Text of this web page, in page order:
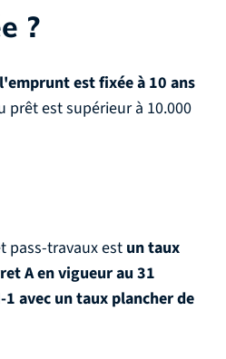
?
est fixée à 10 ans
prêt est supérieur à 10.000
pass-travaux est un taux
A en vigueur au 31
avec un taux plancher de